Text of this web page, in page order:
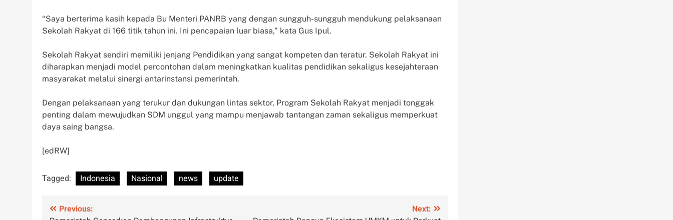
“Saya berterima kasih kepada Bu Menteri PANRB yang dengan sungguh-sungguh mendukung pelaksanaan
Sekolah Rakyat di 166 titik tahun ini. Ini pencapaian luar biasa,” kata Gus Ipul.
Sekolah Rakyat sendiri memiliki jenjang Pendidikan yang sangat kompeten dan teratur. Sekolah Rakyat ini
diharapkan menjadi model percontohan dalam meningkatkan kualitas pendidikan sekaligus kesejahteraan
masyarakat melalui sinergi antarinstansi pemerintah.
Dengan pelaksanaan yang terukur dan dukungan lintas sektor, Program Sekolah Rakyat menjadi tonggak
penting dalam mewujudkan SDM unggul yang mampu menjawab tantangan zaman sekaligus memperkuat
daya saing bangsa.
[edRW]
Tagged: Indonesia Nasional news update
Post
Previous:
Next: